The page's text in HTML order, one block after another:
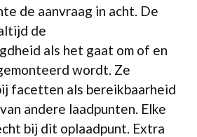
de aanvraag in acht. De
de
als het gaat om of en
wordt. Ze
facetten als bereikbaarheid
andere laadpunten. Elke
bij dit oplaadpunt. Extra